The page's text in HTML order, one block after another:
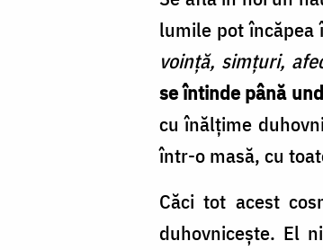
lumile pot încăpea
voință, simțuri,
se întinde până
cu înălțime
într-o masă, cu
Căci tot acest
duhovnicește. El